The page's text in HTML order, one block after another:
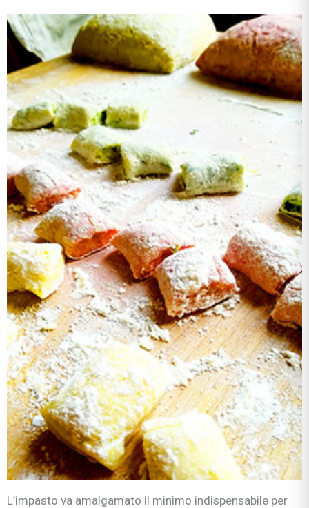
L’impasto va amalgamato il minimo indispensabile per